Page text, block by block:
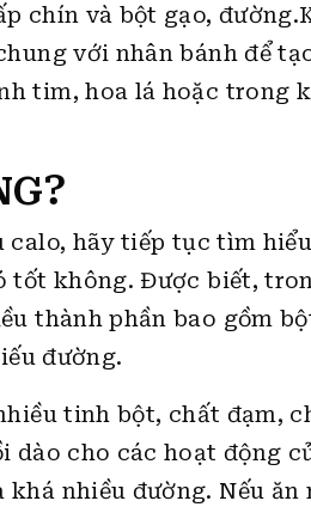
chín và bột gạo,
với nhân bánh để
tim, hoa lá hoặc trong
calo, hãy tiếp tục tìm
tốt không. Được biết,
thành phần bao gồm
đường.
tinh bột, chất đạm,
dào cho các hoạt động
nhiều đường. Nếu ăn